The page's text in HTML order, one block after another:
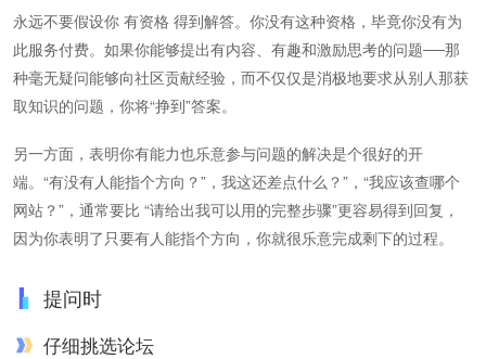
永远不要假设你 有资格 得到解答。你没有这种资格，毕竟你没有为
此服务付费。如果你能够提出有内容、有趣和激励思考的问题──那
种毫无疑问能够向社区贡献经验，而不仅仅是消极地要求从别人那获
取知识的问题，你将“挣到”答案。
另一方面，表明你有能力也乐意参与问题的解决是个很好的开
端。“有没有人能指个方向？”，我这还差点什么？”，“我应该查哪个
网站？”，通常要比 “请给出我可以用的完整步骤”更容易得到回复，
因为你表明了只要有人能指个方向，你就很乐意完成剩下的过程。
提问时
仔细挑选论坛